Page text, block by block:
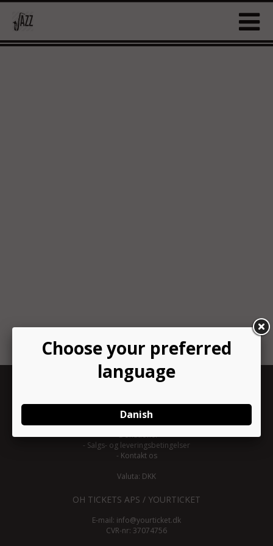
INFORMATION
-Om YourTicket
Bliv arrangør
-Arrangør login
-Donationer
- Salgs- og leveringsbetingelser
- Kontakt os
Valuta: DKK
OH TICKETS APS / YOURTICKET
E-mail: info@yourticket.dk
CVR-nr: 37074756